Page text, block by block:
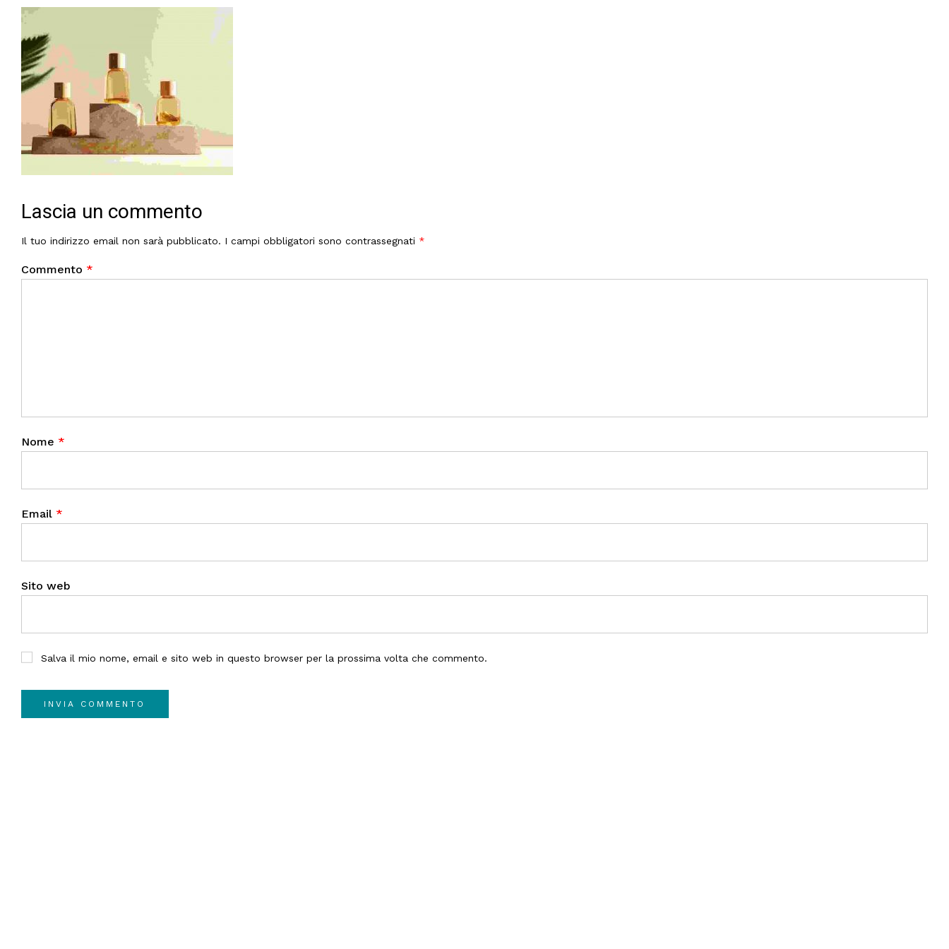
Lascia un commento
Il tuo indirizzo email non sarà pubblicato. I campi obbligatori sono contrassegnati *
Commento *
Nome *
Email *
Sito web
Salva il mio nome, email e sito web in questo browser per la prossima volta che commento.